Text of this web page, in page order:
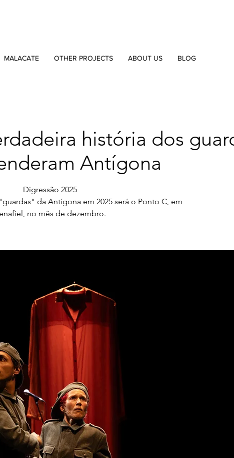
MALACATE OTHER PROJECTS ABOUT US BLOG
história dos
Antígona
Digressão 2025
da Antígona em 2025 será o Ponto C, em
no mês de dezembro.